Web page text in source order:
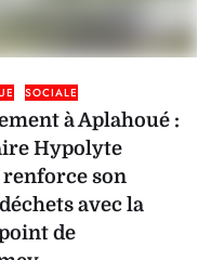
SOCIALE
à Aplahoué :
Hypolyte
renforce son
avec la
de